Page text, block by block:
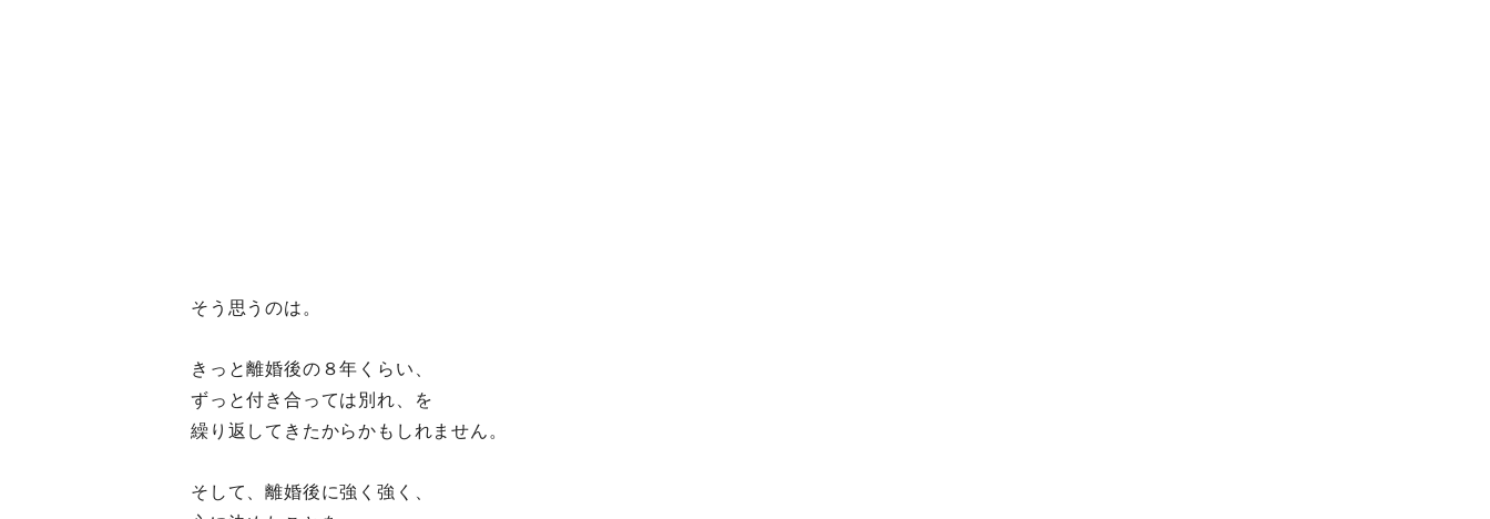
そう思うのは。
きっと離婚後の８年くらい、
ずっと付き合っては別れ、を
繰り返してきたからかもしれません。
そして、離婚後に強く強く、